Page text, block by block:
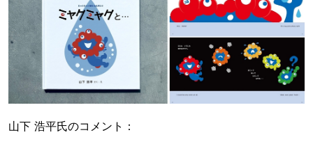
山下 浩平氏のコメント：